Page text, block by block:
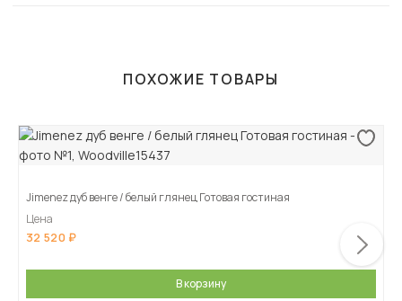
ПОХОЖИЕ ТОВАРЫ
Jimenez дуб венге / белый глянец Готовая гостиная
Цена
32 520
В корзину